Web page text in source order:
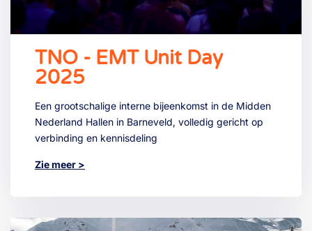
TNO - EMT Unit Day
2025
Een grootschalige interne bijeenkomst in de Midden
Nederland Hallen in Barneveld, volledig gericht op
verbinding en kennisdeling
Zie meer >